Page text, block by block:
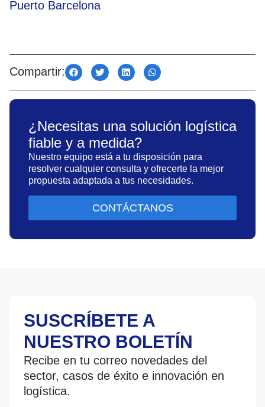
Compartir:
¿Necesitas una solución logística
fiable y a medida?
Nuestro equipo está a tu disposición para
resolver cualquier consulta y ofrecerte la mejor
propuesta adaptada a tus necesidades.
CONTÁCTANOS
SUSCRÍBETE A
NUESTRO BOLETÍN
Recibe en tu correo novedades del
sector, casos de éxito e innovación en
logística.